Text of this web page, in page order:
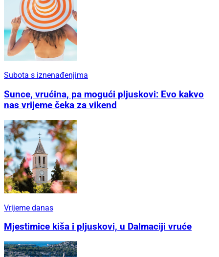
Subota s iznenađenjima
Sunce, vrućina, pa mogući pljuskovi: Evo kakvo
nas vrijeme čeka za vikend
Vrijeme danas
Mjestimice kiša i pljuskovi, u Dalmaciji vruće